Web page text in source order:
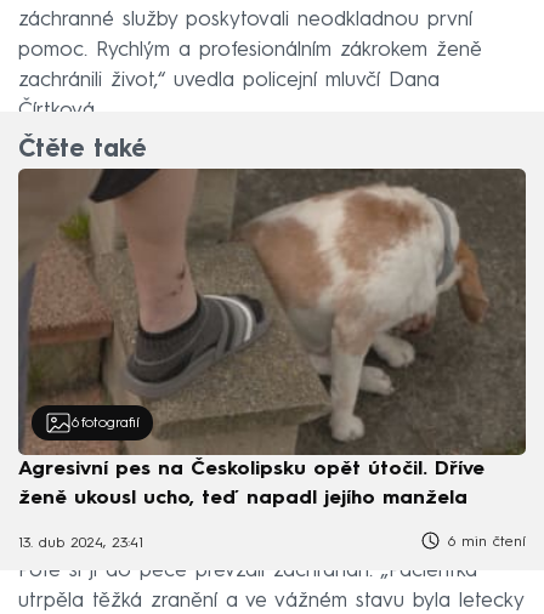
záchranné služby poskytovali neodkladnou první
pomoc. Rychlým a profesionálním zákrokem ženě
zachránili život,“ uvedla policejní mluvčí Dana
Čírtková.
Čtěte také
6 fotografií
Agresivní pes na Českolipsku opět útočil. Dříve
ženě ukousl ucho, teď napadl jejího manžela
13. dub 2024, 23:41 6 min čtení
Poté si ji do péče převzali záchranáři. „Pacientka
utrpěla těžká zranění a ve vážném stavu byla letecky